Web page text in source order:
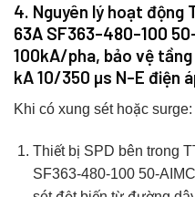
4. Nguyên lý hoạt động
63A SF363-480-100
100kA/pha, bảo vệ
kA 10/350 µs N-E điện
Khi có xung sét hoặc surge:
Thiết bị SPD bên trong
SF363-480-100 50-